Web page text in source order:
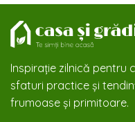
Inspirație zilnică pentru
sfaturi practice și
frumoase și primitoare.